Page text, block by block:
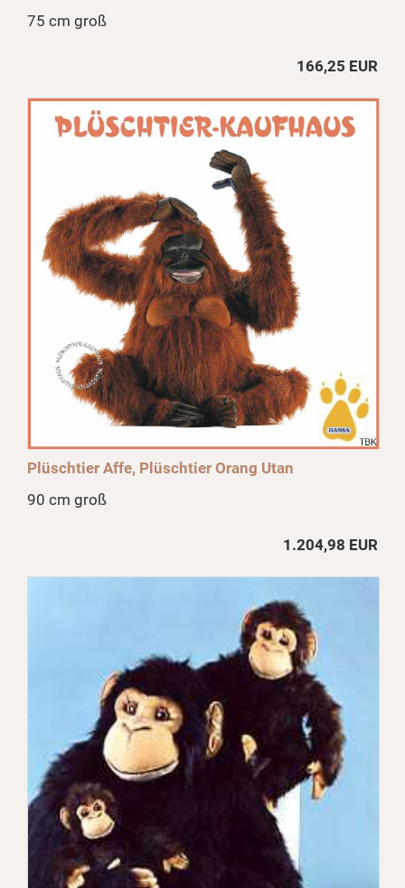
75 cm groß
166,25 EUR
Plüschtier Affe, Plüschtier Orang Utan
90 cm groß
1.204,98 EUR